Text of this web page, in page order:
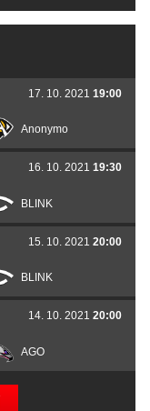
Anonymo
17. 10. 2021 19:00
BLINK
16. 10. 2021 19:30
BLINK
15. 10. 2021 20:00
AGO
14. 10. 2021 20:00